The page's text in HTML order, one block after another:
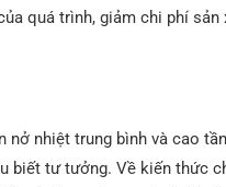
quá trình, giảm chi phí sản
nhiệt trung bình và cao
biết tư tưởng. Về kiến ​​thức